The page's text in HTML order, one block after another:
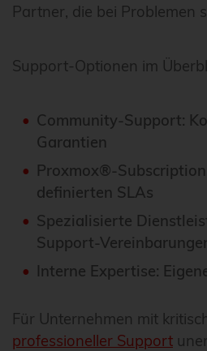
Partner, die bei Problemen
Support-Optionen im
Community-Support:
Garantien
Proxmox®-
definierten SLAs
Spezialisierte
Support-
Interne Expertise:
Für Unternehmen mit
professioneller Support